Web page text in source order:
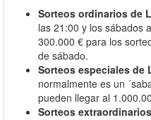
Sorteos ordinarios de
las 21:00 y los sábados
300.000 € para los
de sábado.
Sorteos especiales de
normalmente es un
pueden llegar al
Sorteos